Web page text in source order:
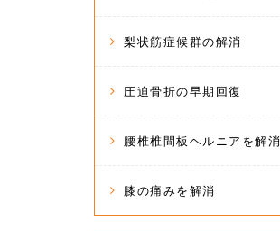
梨状筋症候群の解消
圧迫骨折の早期回復
腰椎椎間板ヘルニアを解消
膝の痛みを解消